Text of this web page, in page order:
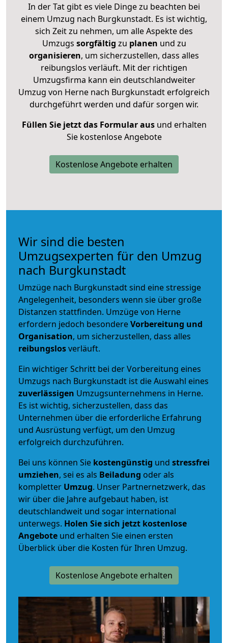
In der Tat gibt es viele Dinge zu beachten bei
einem Umzug nach Burgkunstadt. Es ist wichtig,
sich Zeit zu nehmen, um alle Aspekte des
Umzugs sorgfältig zu planen und zu
organisieren, um sicherzustellen, dass alles
reibungslos verläuft. Mit der richtigen
Umzugsfirma kann ein deutschlandweiter
Umzug von Herne nach Burgkunstadt erfolgreich
durchgeführt werden und dafür sorgen wir.
Füllen Sie jetzt das Formular ausund erhalten
Sie kostenlose Angebote
Kostenlose Angebote erhalten
Wir sind die besten
Umzugsexperten für den Umzug
nach Burgkunstadt
Umzüge nach Burgkunstadt sind eine stressige
Angelegenheit, besonders wenn sie über große
Distanzen stattfinden. Umzüge von Herne
erfordern jedoch besondereVorbereitung und
Organisation, um sicherzustellen, dass alles
reibungslosverläuft.
Ein wichtiger Schritt bei der Vorbereitung eines
Umzugs nach Burgkunstadt ist die Auswahl eines
zuverlässigen Umzugsunternehmens in Herne.
Es ist wichtig, sicherzustellen, dass das
Unternehmen über die erforderliche Erfahrung
und Ausrüstung verfügt, um den Umzug
erfolgreich durchzuführen.
Bei uns können Sie kostengünstig und stressfrei
umziehen, sei es als Beiladung oder als
kompletter Umzug. Unser Partnernetzwerk, das
wir über die Jahre aufgebaut haben, ist
deutschlandweit und sogar international
unterwegs. Holen Sie sich jetzt kostenlose
Angebote und erhalten Sie einen ersten
Überblick über die Kosten für Ihren Umzug.
Kostenlose Angebote erhalten